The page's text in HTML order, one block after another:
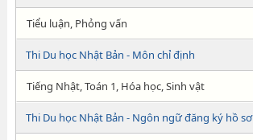
Tiểu luận, Phỏng vấn
Thi Du học Nhật Bản - Môn chỉ định
Tiếng Nhật, Toán 1, Hóa học, Sinh vật
Thi Du học Nhật Bản - Ngôn ngữ đăng ký hồ sơ